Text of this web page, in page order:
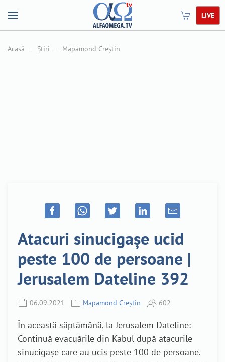
LIVE
Acasă Știri Mapamond Creștin
Atacuri sinucigașe ucid
peste 100 de persoane |
Jerusalem Dateline 392
06.09.2021 Mapamond Creștin 602
În această săptămână, la Jerusalem Dateline:
Continuă evacuările din Kabul după atacurile
sinucigașe care au ucis peste 100 de persoane.